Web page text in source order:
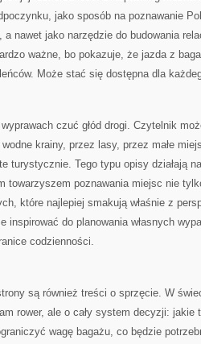
jako sposób na poznawanie
a nawet jako narzędzie do budowania
ważne, bo pokazuje, że jazda z
Może stać się dostępna dla
czuć głód drogi. Czytelnik
krainy, przez lasy, przez małe
turystycznie. Tego typu opisy działają
towarzyszem poznawania miejsc nie
które najlepiej smakują właśnie z
inspirować do planowania własnych
codzienności.
są również treści o sprzęcie. W
rower, ale o cały system decyzji:
wagę bagażu, co będzie